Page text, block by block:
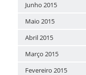
Junho 2015
Maio 2015
Abril 2015
Março 2015
Fevereiro 2015